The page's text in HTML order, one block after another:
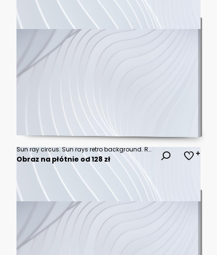
Sun ray circus. Sun rays retro background. Radial vintage burst. Soft light stripe. Sunburst pattern. Beams line. Striped aging effect texture. Old poster. Starburst strips. Vector illustration
Obraz na płótnie od 128 zł